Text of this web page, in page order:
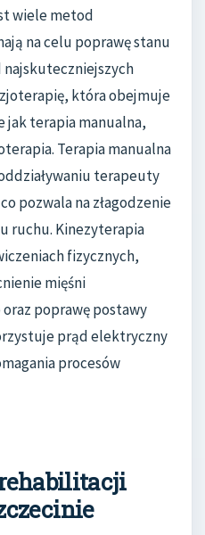
wiele metod
na celu poprawę stanu
najskuteczniejszych
która obejmuje
terapia manualna,
Terapia manualna
terapeuty
pozwala na złagodzenie
ruchu. Kinezyterapia
fizycznych,
mięśni
poprawę postawy
prąd elektryczny
procesów